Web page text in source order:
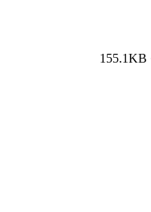
155.1KB